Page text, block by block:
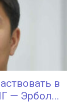
в
— Эрбол...